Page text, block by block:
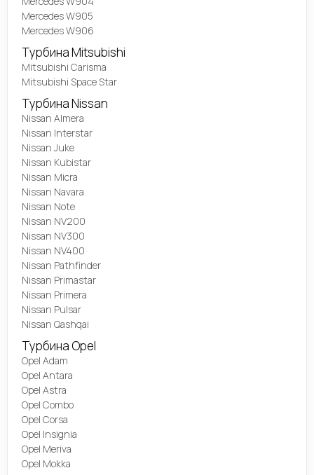
Mercedes W905
Mercedes W906
Турбина Mitsubishi
Mitsubishi Carisma
Mitsubishi Space Star
Турбина Nissan
Nissan Almera
Nissan Interstar
Nissan Juke
Nissan Kubistar
Nissan Micra
Nissan Navara
Nissan Note
Nissan NV200
Nissan NV300
Nissan NV400
Nissan Pathfinder
Nissan Primastar
Nissan Primera
Nissan Pulsar
Nissan Qashqai
Турбина Opel
Opel Adam
Opel Antara
Opel Astra
Opel Combo
Opel Corsa
Opel Insignia
Opel Meriva
Opel Mokka